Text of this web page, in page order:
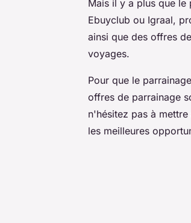
Mais il y a plus que le
Ebuyclub ou Igraal,
ainsi que des offres
voyages.
Pour que le
offres de parrainage
n'hésitez pas à
les meilleures